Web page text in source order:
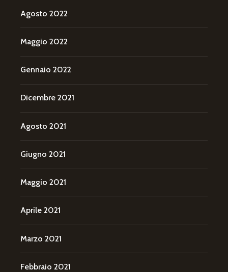
Agosto 2022
Maggio 2022
Gennaio 2022
Dicembre 2021
Agosto 2021
Giugno 2021
Maggio 2021
Aprile 2021
Marzo 2021
Febbraio 2021